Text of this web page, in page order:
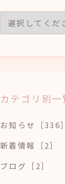
カテゴリ別一
お知らせ［336］
新着情報［2］
ブログ［2］